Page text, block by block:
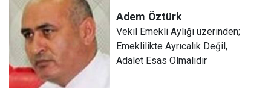
Adem Öztürk
Vekil Emekli Aylığı üzerinden;
Emeklilikte Ayrıcalık Değil,
Adalet Esas Olmalıdır